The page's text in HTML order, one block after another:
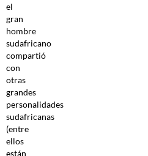
el
gran
hombre
sudafricano
compartió
con
otras
grandes
personalidades
sudafricanas
(entre
ellos
están